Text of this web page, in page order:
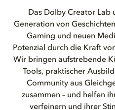
Das Dolby Creator Lab
Generation von
Gaming und neuen
Potenzial durch die Kraft
Wir bringen aufstrebende
Tools, praktischer
Community aus
zusammen – und helfen
verfeinern und ihrer